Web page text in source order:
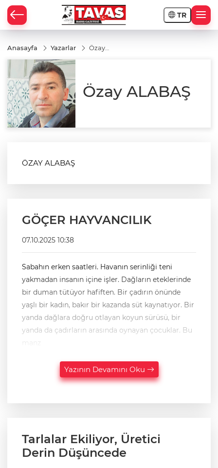
TR
Anasayfa Yazarlar
Özay
Özay ALABAŞ
ÖZAY ALABAŞ
GÖÇER HAYVANCILIK
07.10.2025 10:38
Sabahın erken saatleri. Havanın serinliği teni
yakmadan insanın içine işler. Dağların eteklerinde
bir duman tütüyor hafiften. Bir çadırın önünde
yaşlı bir kadın, bakır bir kazanda süt kaynatıyor. Bir
yanda dağlara doğru otlayan koyun sürüsü, bir
yanda da çadırların arasında oynayan çocuklar. Bu
Yazının Devamını Oku
Tarlalar Ekiliyor, Üretici
Derin Düşüncede